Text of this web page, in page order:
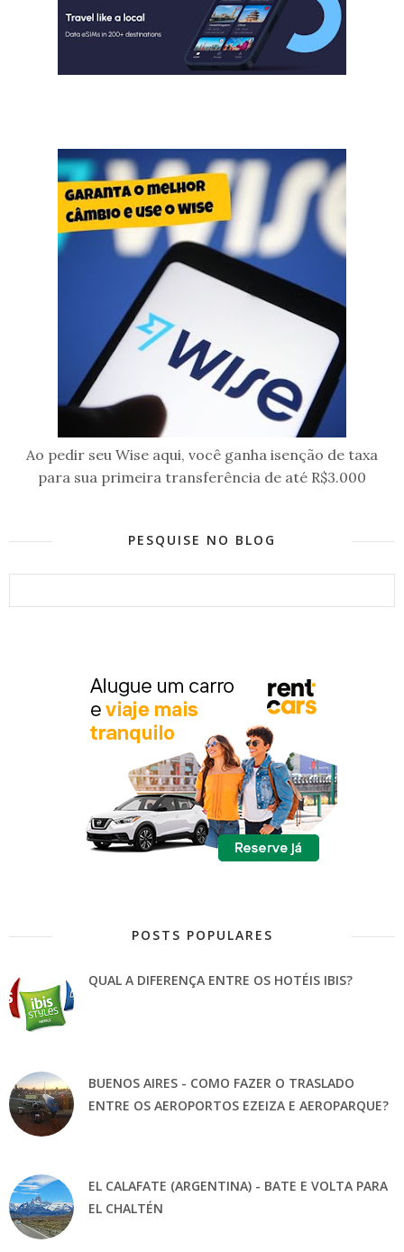
Ao pedir seu Wise aqui, você ganha isenção de taxa
para sua primeira transferência de até R$3.000
PESQUISE NO BLOG
POSTS POPULARES
QUAL A DIFERENÇA ENTRE OS HOTÉIS IBIS?
BUENOS AIRES - COMO FAZER O TRASLADO
ENTRE OS AEROPORTOS EZEIZA E AEROPARQUE?
EL CALAFATE (ARGENTINA) - BATE E VOLTA PARA
EL CHALTÉN